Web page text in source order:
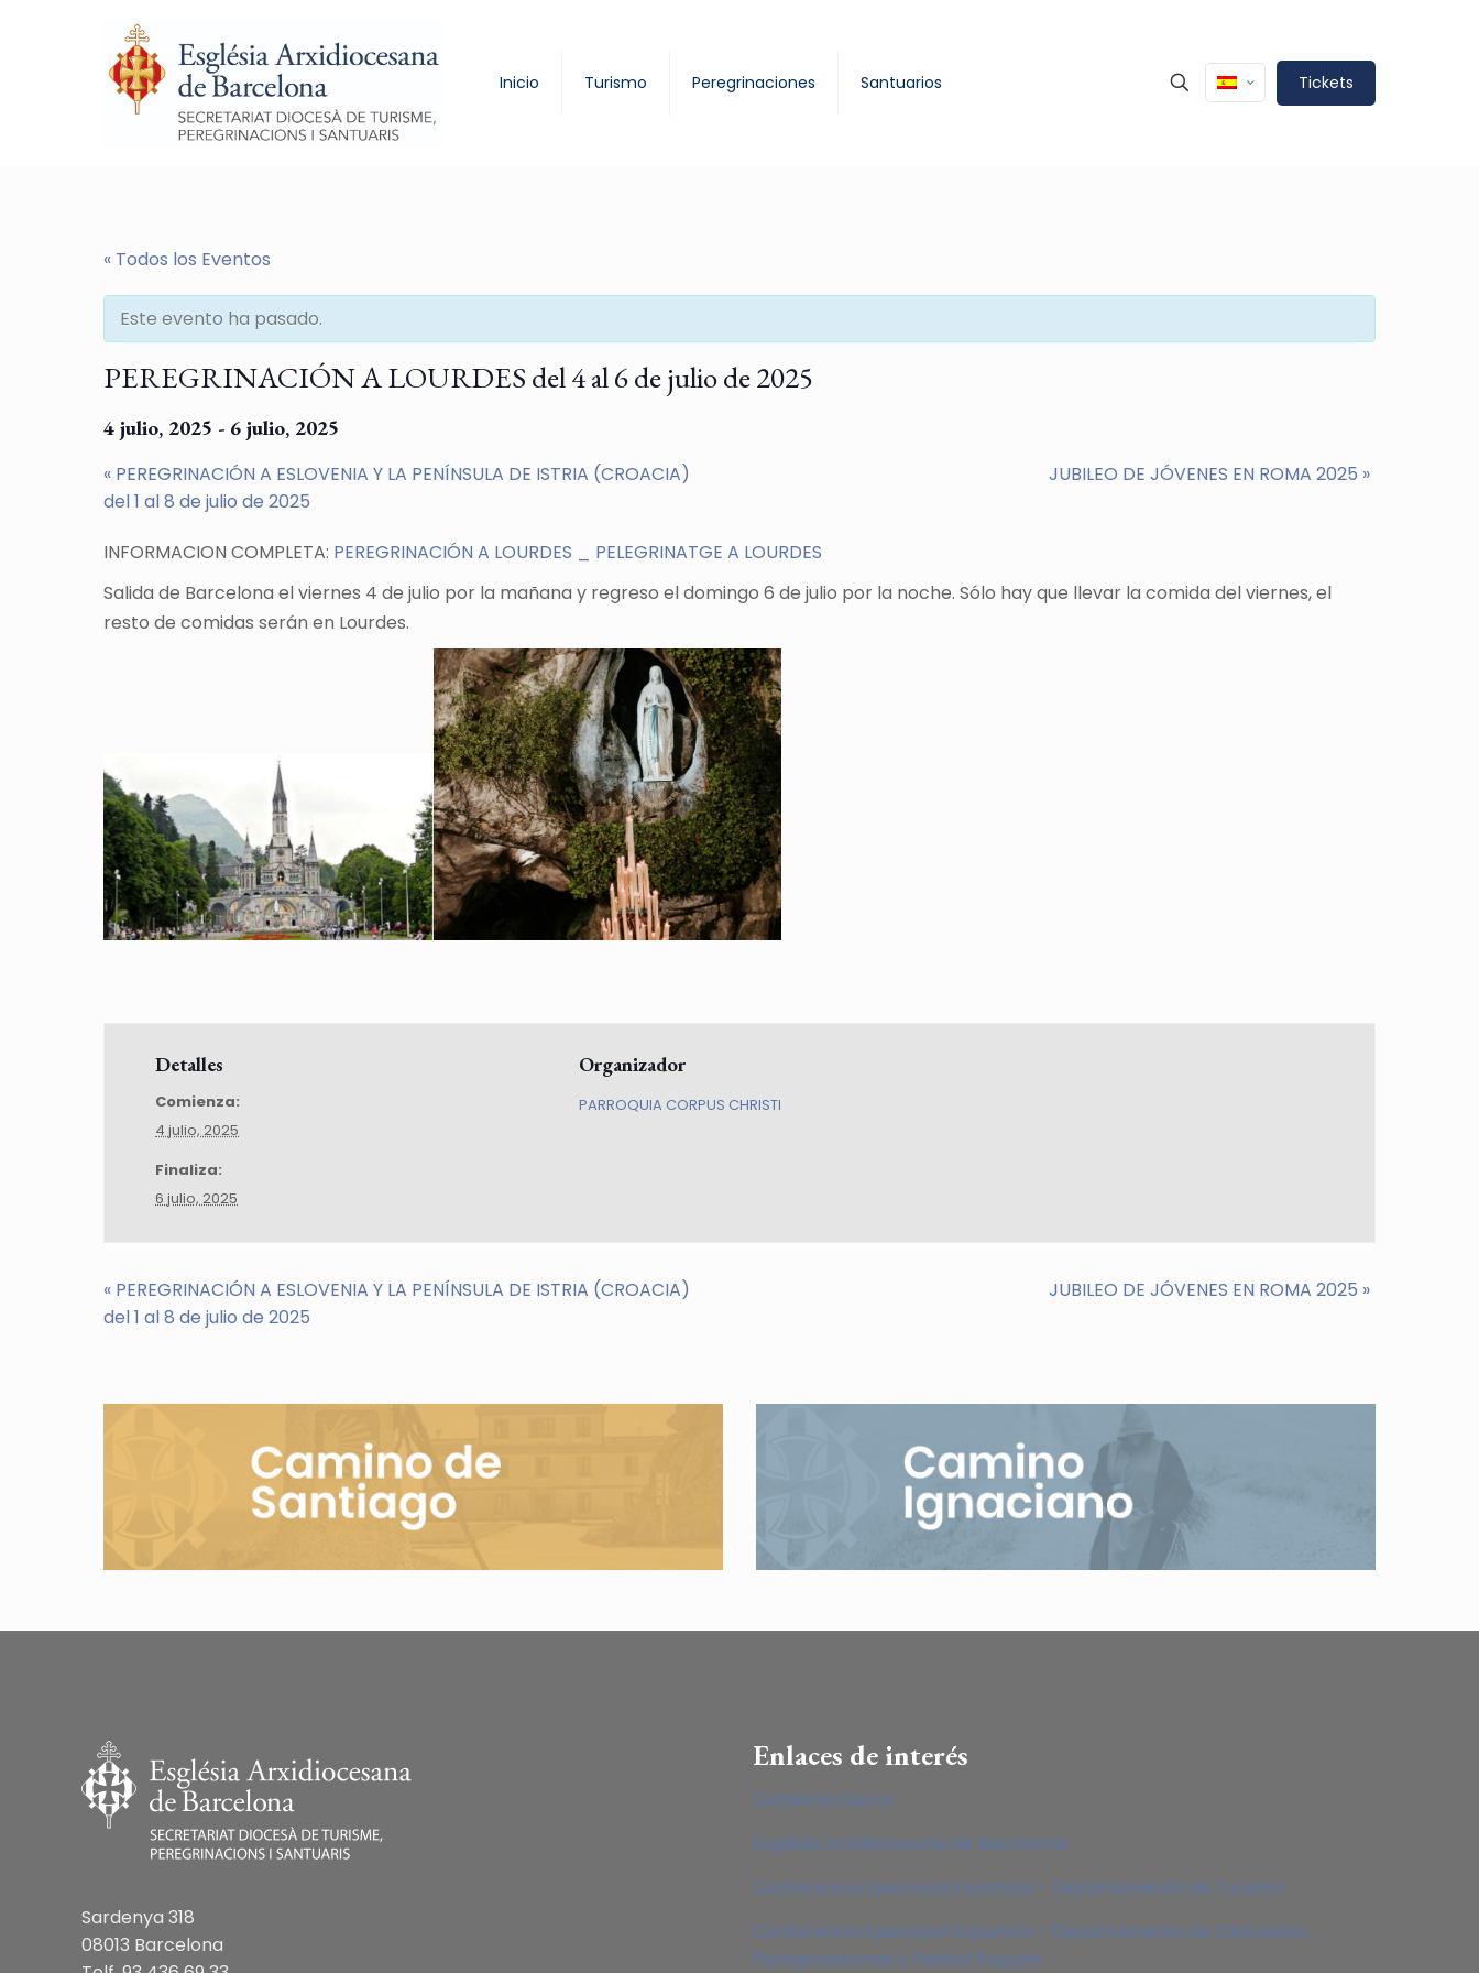
Inicio Turismo Peregrinaciones Santuarios Tickets
« Todos los Eventos
Este evento ha pasado.
PEREGRINACIÓN A LOURDES del 4 al 6 de julio de 2025
4 julio, 2025 - 6 julio, 2025
« PEREGRINACIÓN A ESLOVENIA Y LA PENÍNSULA DE ISTRIA (CROACIA)
del 1 al 8 de julio de 2025
JUBILEO DE JÓVENES EN ROMA 2025 »
INFORMACION COMPLETA: PEREGRINACIÓN A LOURDES _ PELEGRINATGE A LOURDES
Salida de Barcelona el viernes 4 de julio por la mañana y regreso el domingo 6 de julio por la noche. Sólo hay que llevar la comida del viernes, el
resto de comidas serán en Lourdes.
Detalles
Comienza:
4 julio, 2025
Finaliza:
6 julio, 2025
Organizador
PARROQUIA CORPUS CHRISTI
« PEREGRINACIÓN A ESLOVENIA Y LA PENÍNSULA DE ISTRIA (CROACIA)
del 1 al 8 de julio de 2025
JUBILEO DE JÓVENES EN ROMA 2025 »
Sardenya 318
08013 Barcelona
Enlaces de interés
Catalonia Sacra
Església Arxidiocesana de Barcelona
Conferencia Episcopal Española – Departamento de Turismo
Conferencia Episcopal Española – Departamento de Santuarios,
Peregrinaciones y Piedad Popular